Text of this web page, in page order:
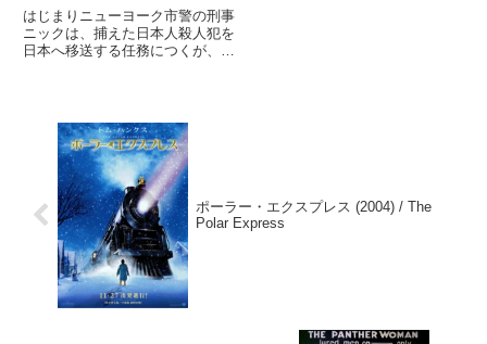
はじまりニューヨーク市警の刑事
ニックは、捕えた日本人殺人犯を
日本へ移送する任務につくが、大
も、共に事件の謎へとせまる。な
ぜみた初回は公開当時に劇場で。
ポーラー・エクスプレス (2004) / The
Polar Express